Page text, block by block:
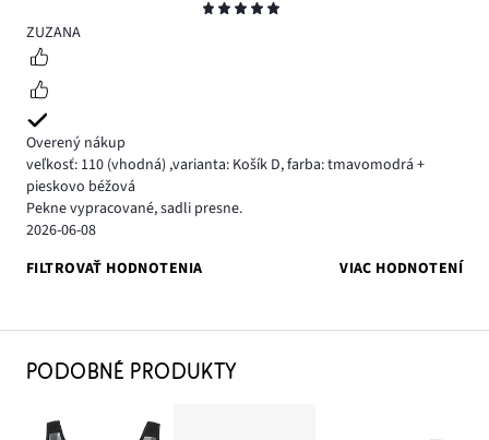
5
ZUZANA
Overený nákup
veľkosť: 110 (vhodná) ,varianta: Košík D,farba: tmavomodrá +
pieskovo béžová
Pekne vypracované, sadli presne.
2026-06-08
FILTROVAŤ HODNOTENIA
VIAC HODNOTENÍ
PODOBNÉ PRODUKTY